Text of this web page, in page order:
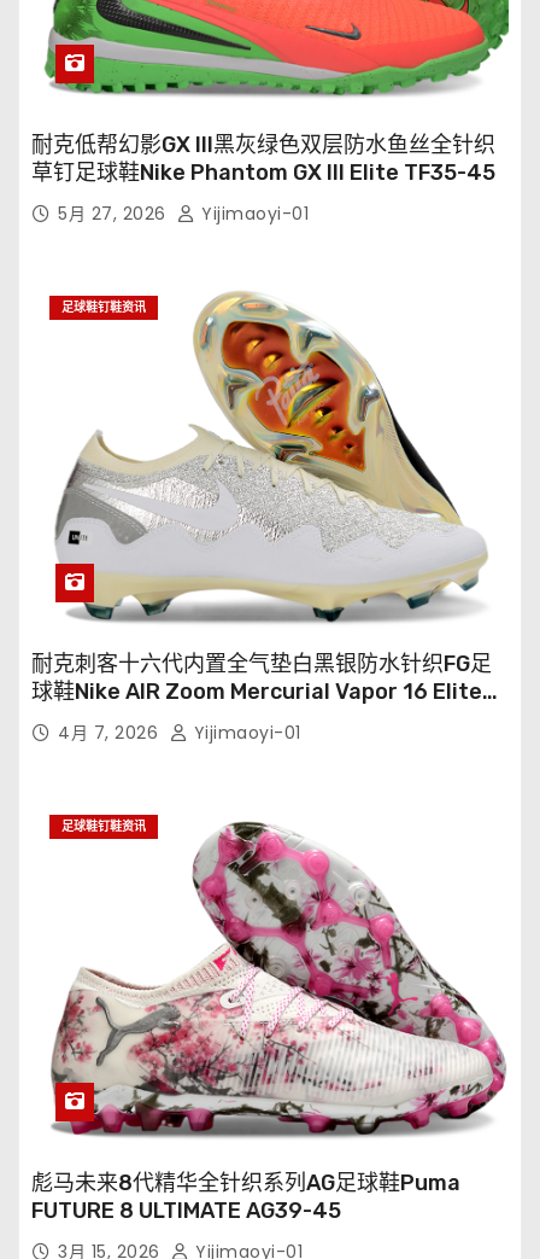
耐克低帮幻影GX III黑灰绿色双层防水鱼丝全针织
草钉足球鞋Nike Phantom GX III Elite TF35-45
5月 27, 2026 Yijimaoyi-01
足球鞋钉鞋资讯
耐克刺客十六代内置全气垫白黑银防水针织FG足
球鞋Nike AIR Zoom Mercurial Vapor 16 Elite
XXV FG35-45
4月 7, 2026 Yijimaoyi-01
足球鞋钉鞋资讯
彪马未来8代精华全针织系列AG足球鞋Puma
FUTURE 8 ULTIMATE AG39-45
3月 15, 2026 Yijimaoyi-01